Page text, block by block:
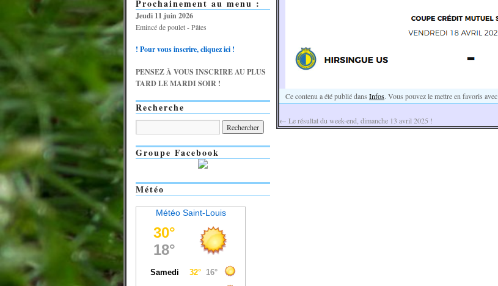
Ce contenu a été publié dans Infos. Vous pouvez le mettre en favoris avec
← Le résultat du week-end, dimanche 13 avril 2025 !
Prochainement au menu :
Jeudi 11 juin 2026
Emincé de poulet - Pâtes
! Pour vous inscrire, cliquez ici !
PENSEZ À VOUS INSCRIRE AU PLUS
TARD LE MARDI SOIR !
Recherche
Groupe Facebook
Météo
Météo Saint-Louis